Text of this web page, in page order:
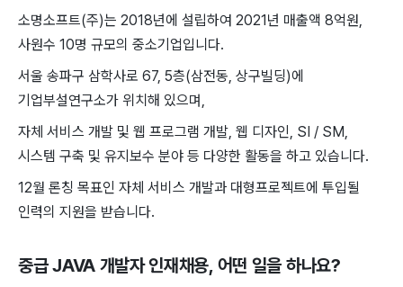
소명소프트(주)는 2018년에 설립하여 2021년 매출액 8억원,
사원수 10명 규모의 중소기업입니다.
서울 송파구 삼학사로 67, 5층(삼전동, 상구빌딩)에
기업부설연구소가 위치해 있으며,
자체 서비스 개발 및 웹 프로그램 개발, 웹 디자인, SI / SM,
시스템 구축 및 유지보수 분야 등 다양한 활동을 하고 있습니다.
12월 론칭 목표인 자체 서비스 개발과 대형프로젝트에 투입될
인력의 지원을 받습니다.
중급 JAVA 개발자 인재채용, 어떤 일을 하나요?